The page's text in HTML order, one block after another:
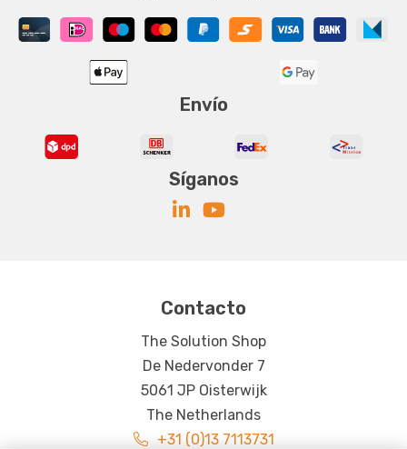
Envío
Síganos
Contacto
The Solution Shop
De Nedervonder 7
5061 JP Oisterwijk
The Netherlands
+31 (0)13 7113731